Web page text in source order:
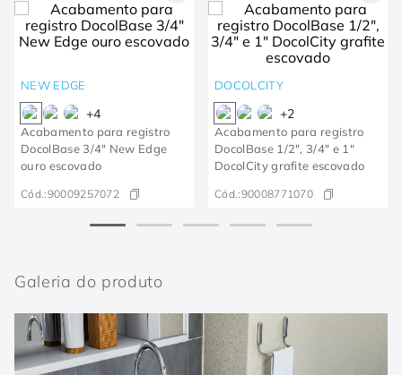
NEW EDGE
+4
Acabamento para registro
DocolBase 3/4" New Edge
ouro escovado
Cód.:90009257072
DOCOLCITY
+2
Acabamento para registro
DocolBase 1/2", 3/4" e 1"
DocolCity grafite escovado
Cód.:90008771070
Galeria do produto